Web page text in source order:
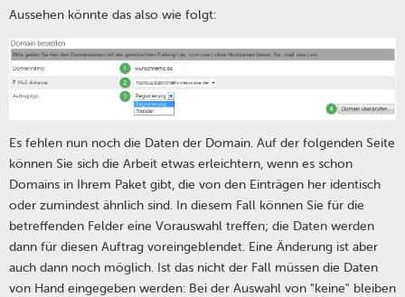
Aussehen könnte das also wie folgt:
Es fehlen nun noch die Daten der Domain. Auf der folgenden Seite
können Sie sich die Arbeit etwas erleichtern, wenn es schon
Domains in Ihrem Paket gibt, die von den Einträgen her identisch
oder zumindest ähnlich sind. In diesem Fall können Sie für die
betreffenden Felder eine Vorauswahl treffen; die Daten werden
dann für diesen Auftrag voreingeblendet. Eine Änderung ist aber
auch dann noch möglich. Ist das nicht der Fall müssen die Daten
von Hand eingegeben werden: Bei der Auswahl von "keine" bleiben